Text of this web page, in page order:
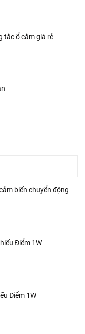
tắc ổ cắm giá rẻ
biến chuyển động
Điểm 1W
Điểm 1W